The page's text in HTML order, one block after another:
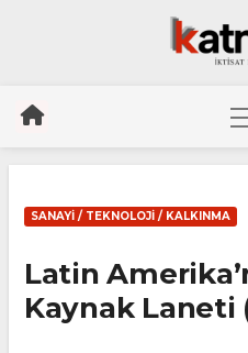
content
SANAYI / TEKNOLOJI / KALKINMA
Latin
Kaynak Laneti